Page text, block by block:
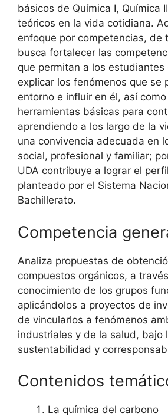
básicos de Química I, Química
teóricos en la vida cotidiana.
enfoque por competencias, de
busca fortalecer las
que permitan a los estudiantes
explicar los fenómenos que se
entorno e influir en él, así
herramientas básicas para
aprendiendo a los largo de la
una convivencia adecuada en
social, profesional y familiar;
UDA contribuye a lograr el
planteado por el Sistema
Bachillerato.
Competencia
Analiza propuestas de
compuestos orgánicos, a
conocimiento de los grupos
aplicándolos a proyectos de
de vincularlos a fenómenos
industriales y de la salud, bajo
sustentabilidad y
Contenidos
La química del carbono